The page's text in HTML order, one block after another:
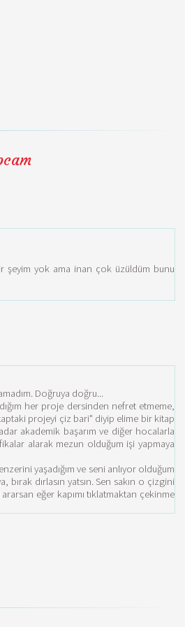
şeyim yok ama inan çok üzüldüm bunu
Doğruya doğru...
her proje dersinden nefret etmeme,
projeyi çiz bari" diyip elime bir kitap
akademik başarım ve diğer hocalarla
alarak mezun olduğum işi yapmaya
yaşadığım ve seni anlıyor olduğum
dırlasın yatsın. Sen sakın o çizgini
eğer kapımı tıklatmaktan çekinme